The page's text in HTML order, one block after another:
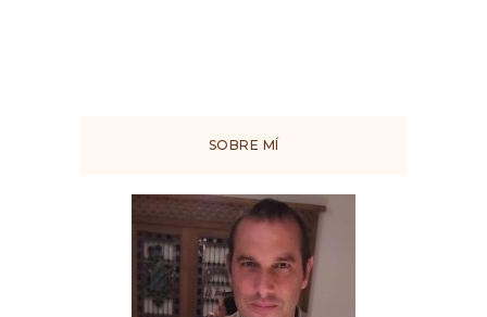
SOBRE MÍ